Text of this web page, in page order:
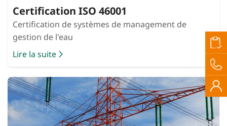
Certification ISO 46001
Certification de systèmes de management de
gestion de l'eau
Lire la suite